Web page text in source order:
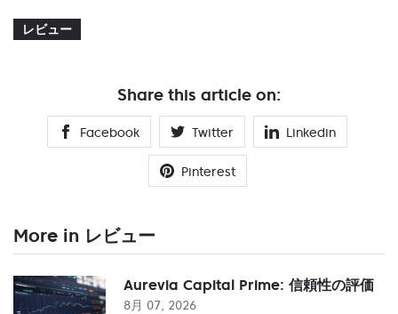
レビュー
Share this article on:
Facebook Twitter Linkedin
Pinterest
More in レビュー
Aurevia Capital Prime: 信頼性の評価
8月 07, 2026